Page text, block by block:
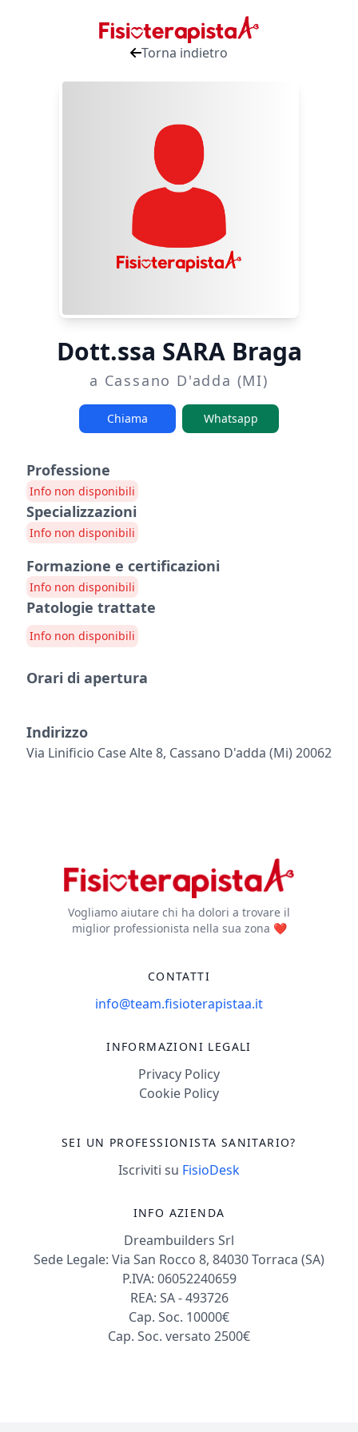
Torna indietro
Dott.ssa SARA Braga
a Cassano D'adda (MI)
Chiama Whatsapp
Professione
Info non disponibili
Specializzazioni
Info non disponibili
Formazione e certificazioni
Info non disponibili
Patologie trattate
Info non disponibili
Orari di apertura
Indirizzo
Via Linificio Case Alte 8, Cassano D'adda (mi) 20062
Vogliamo aiutare chi ha dolori a trovare il
miglior professionista nella sua zona ❤️
CONTATTI
info@team.fisioterapistaa.it
INFORMAZIONI LEGALI
Privacy Policy
Cookie Policy
SEI UN PROFESSIONISTA SANITARIO?
Iscriviti su FisioDesk
INFO AZIENDA
Dreambuilders Srl
Sede Legale: Via San Rocco 8, 84030 Torraca (SA)
P.IVA: 06052240659
REA: SA - 493726
Cap. Soc. 10000€
Cap. Soc. versato 2500€